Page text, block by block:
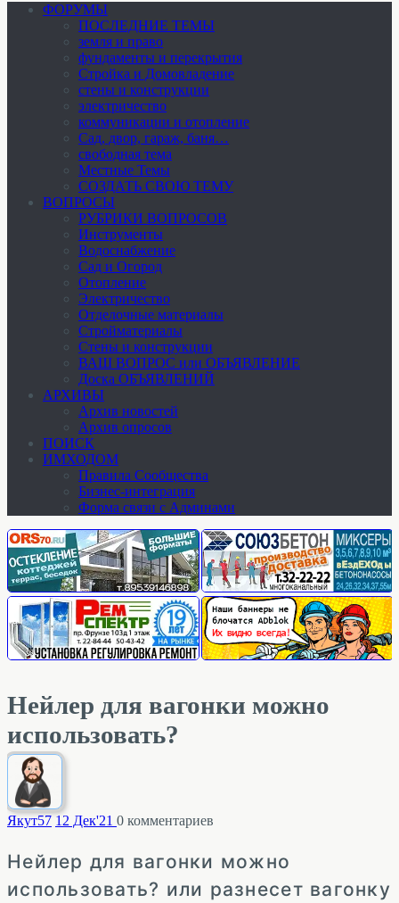
ФОРУМЫ
ПОСЛЕДНИЕ ТЕМЫ
земля и право
фундаменты и перекрытия
Стройка и Домовладение
стены и конструкции
электричество
коммуникации и отопление
Cад, двор, гараж, баня…
свободная тема
Местные Темы
СОЗДАТЬ СВОЮ ТЕМУ
ВОПРОСЫ
РУБРИКИ ВОПРОСОВ
Инструменты
Водоснабжение
Сад и Огород
Отопление
Электричество
Отделочные материалы
Стройматериалы
Стены и конструкции
ВАШ ВОПРОС или ОБЪЯВЛЕНИЕ
Доска ОБЪЯВЛЕНИЙ
АРХИВЫ
Архив новостей
Архив опросов
ПОИСК
ИМХОДОМ
Правила Сообщества
Бизнес-интеграция
Форма связи с Админами
Нейлер для вагонки можно
использовать?
Якут57 12 Дек'21 0 комментариев
Нейлер для вагонки можно
использовать? или разнесет вагонку